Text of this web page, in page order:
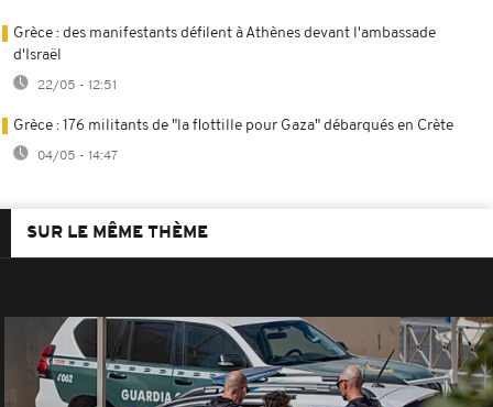
Grèce : des manifestants défilent à Athènes devant l'ambassade
d'Israël
22/05 - 12:51
Grèce : 176 militants de "la flottille pour Gaza" débarqués en Crète
04/05 - 14:47
SUR LE MÊME THÈME